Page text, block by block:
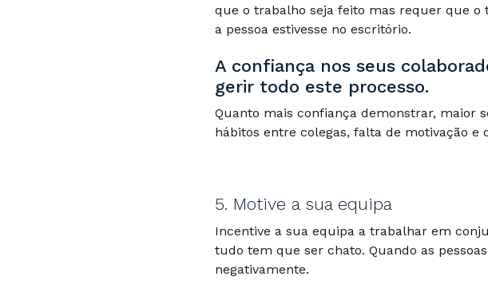
que o trabalho seja feito mas requer que o
a pessoa estivesse no escritório.
A confiança nos seus
gerir todo este processo.
Quanto mais confiança demonstrar, maior
hábitos entre colegas, falta de motivação e
5. Motive a sua equipa
Incentive a sua equipa a trabalhar em
tudo tem que ser chato. Quando as
negativamente.